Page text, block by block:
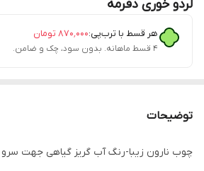
لردو خوری دفرمه
هر قسط با ترب‌پی:۸۷۰٬۰۰۰ تومان
۴ قسط ماهانه. بدون سود، چک و ضامن.
توضیحات
چوب نارون زیبا-رنگ آب گریز گیاهی جهت سرو